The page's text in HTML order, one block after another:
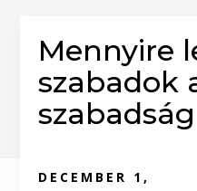
Mennyire
szabadok
DECEMBER 1,